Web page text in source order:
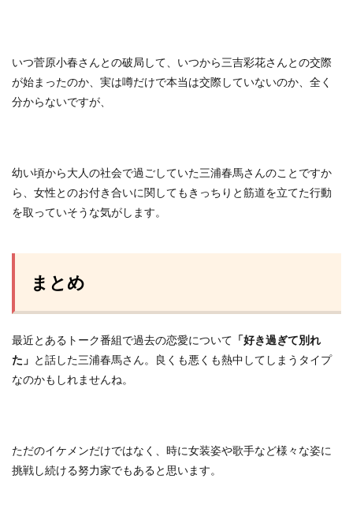
いつ菅原小春さんとの破局して、いつから三吉彩花さんとの交際
が始まったのか、実は噂だけで本当は交際していないのか、全く
分からないですが、
幼い頃から大人の社会で過ごしていた三浦春馬さんのことですか
ら、女性とのお付き合いに関してもきっちりと筋道を立てた行動
を取っていそうな気がします。
まとめ
最近とあるトーク番組で過去の恋愛について 「好き過ぎて別れ
た」 と話した三浦春馬さん。良くも悪くも熱中してしまうタイプ
なのかもしれませんね。
ただのイケメンだけではなく、時に女装姿や歌手など様々な姿に
挑戦し続ける努力家でもあると思います。